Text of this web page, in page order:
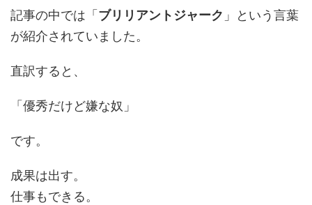
記事の中では「 ブリリアントジャーク 」という言葉
が紹介されていました。
直訳すると、
「優秀だけど嫌な奴」
です。
成果は出す。
仕事もできる。